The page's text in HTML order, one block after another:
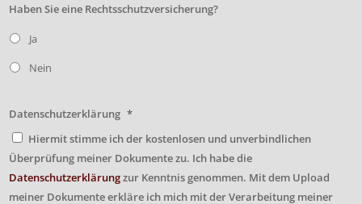
Haben Sie eine Rechtsschutzversicherung?
Ja
Nein
Datenschutzerklärung *
Hiermit stimme ich der kostenlosen und unverbindlichen
Überprüfung meiner Dokumente zu. Ich habe die
Datenschutzerklärungzur Kenntnis genommen. Mit dem Upload
meiner Dokumente erkläre ich mich mit der Verarbeitung meiner